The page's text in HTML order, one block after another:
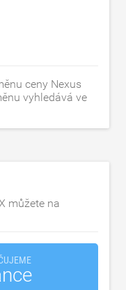
ceny Nexus
vyhledává ve
můžete na